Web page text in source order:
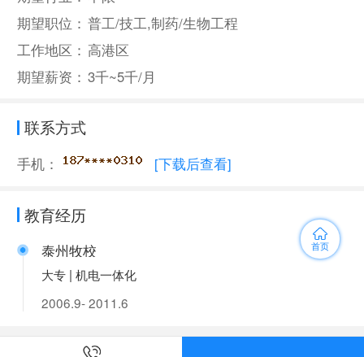
期望职位： 普工/技工,制药/生物工程
工作地区： 高港区
期望薪资： 3千~5千/月
联系方式
手机： [下载后查看]
教育经历
泰州牧校
大专 | 机电一体化
2006.9- 2011.6
首页